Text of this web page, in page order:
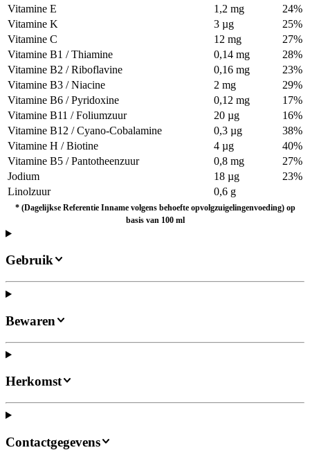
Vitamine E
1,2 mg
24%
Vitamine K
3 µg
25%
Vitamine C
12 mg
27%
Vitamine B1 / Thiamine
0,14 mg
28%
Vitamine B2 / Riboflavine
0,16 mg
23%
Vitamine B3 / Niacine
2 mg
29%
Vitamine B6 / Pyridoxine
0,12 mg
17%
Vitamine B11 / Foliumzuur
20 µg
16%
Vitamine B12 / Cyano-Cobalamine
0,3 µg
38%
Vitamine H / Biotine
4 µg
40%
Vitamine B5 / Pantotheenzuur
0,8 mg
27%
Jodium
18 µg
23%
Linolzuur
0,6 g
* (Dagelijkse Referentie Inname volgens behoefte opvolgzuigelingenvoeding) op
basis van 100 ml
Gebruik
Bewaren
Herkomst
Contactgegevens